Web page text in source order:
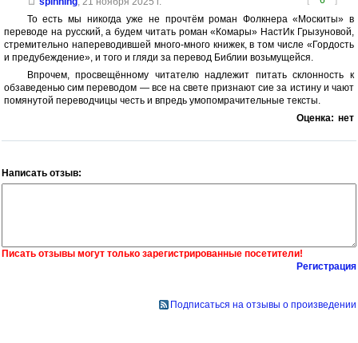
То есть мы никогда уже не прочтём роман Фолкнера «Москиты» в
переводе на русский, а будем читать роман «Комары» НастИк Грызуновой,
стремительно напереводившей много-много книжек, в том числе «Гордость
и предубеждение», и того и гляди за перевод Библии возьмущейся.
Впрочем, просвещённому читателю надлежит питать склонность к
обзаведенью сим переводом — все на свете признают сие за истину и чают
помянутой переводчицы честь и впредь умопомрачительные тексты.
Оценка: нет
Написать отзыв:
Писать отзывы могут только зарегистрированные посетители!
Регистрация
Подписаться на отзывы о произведении